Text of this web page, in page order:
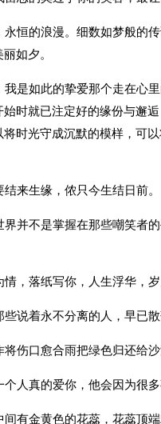
永恒的浪漫。细数如梦般的
如夕。
我是如此的挚爱那个走在心
始时就已注定好的缘份与邂
将时光守成沉默的模样，可
结来生缘，侬只今生结日前。
界并不是掌握在那些嘲笑者
情，落纸写你，人生浮华，
些说着永不分离的人，早已散
将伤口愈合雨把绿色归还给沙
个人真的爱你，他会因为很
间有金黄色的花蕊，花蕊顶